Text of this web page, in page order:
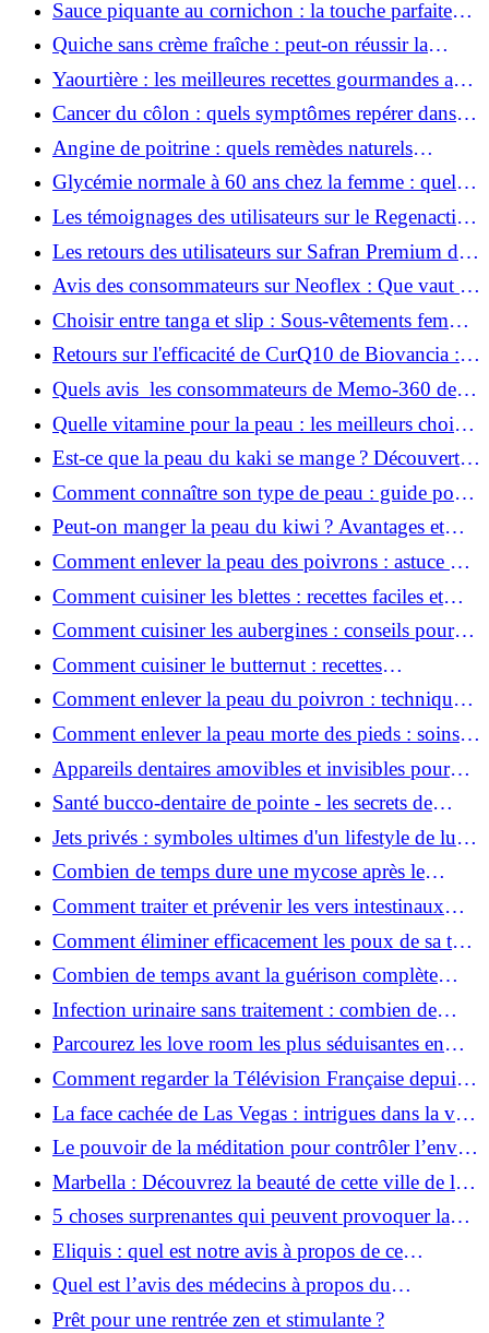
Sauce piquante au cornichon : la touche parfaite
pour accompagner la langue de bœuf
Quiche sans crème fraîche : peut-on réussir la
recette uniquement avec du lait ?
Yaourtière : les meilleures recettes gourmandes au
fromage blanc
Cancer du côlon : quels symptômes repérer dans
les selles ?
Angine de poitrine : quels remèdes naturels
peuvent soulager efficacement ?
Glycémie normale à 60 ans chez la femme : quels
sont les bons taux à surveiller ?
Les témoignages des utilisateurs sur le Regenactiv
de Nutrazenith : le tour des avis
Les retours des utilisateurs sur Safran Premium de
Nutr’Innov : une analyse approfondie des avis
Avis des consommateurs sur Neoflex : Que vaut ce
complément destiné au confort articulaire ?
Choisir entre tanga et slip : Sous-vêtements femme
pour confort et style
Retours sur l'efficacité de CurQ10 de Biovancia :
Décryptage des avis de consommateurs
Quels avis les consommateurs de Memo-360 de
Biovancia ont émis sur ce produit ?
Quelle vitamine pour la peau : les meilleurs choix
pour votre santé cutanée
Est-ce que la peau du kaki se mange ? Découverte
nutritionnelle
Comment connaître son type de peau : guide pour
un soin personnalisé
Peut-on manger la peau du kiwi ? Avantages et
conseils
Comment enlever la peau des poivrons : astuce de
cuisine
Comment cuisiner les blettes : recettes faciles et
nutritives
Comment cuisiner les aubergines : conseils pour
des plats délicieux
Comment cuisiner le butternut : recettes
savoureuses et simples
Comment enlever la peau du poivron : technique
rapide et propre
Comment enlever la peau morte des pieds : soins
pour un pied sain
Appareils dentaires amovibles et invisibles pour
enfants et adultes
Santé bucco-dentaire de pointe - les secrets de
l'implant dentaire unitaire
Jets privés : symboles ultimes d'un lifestyle de luxe
et d'exclusivité
Combien de temps dure une mycose après le
traitement et comment accélérer la guérison ?
Comment traiter et prévenir les vers intestinaux
naturellement ?
Comment éliminer efficacement les poux de sa tête
?
Combien de temps avant la guérison complète
après le traitement de la gale ?
Infection urinaire sans traitement : combien de
temps dure-t-elle ?
Parcourez les love room les plus séduisantes en
France
Comment regarder la Télévision Française depuis
l'étranger ?
La face cachée de Las Vegas : intrigues dans la ville
du péché
Le pouvoir de la méditation pour contrôler l’envie
de jouer excessivement
Marbella : Découvrez la beauté de cette ville de la
province de Malaga en Espagne
5 choses surprenantes qui peuvent provoquer la
perte de cheveux
Eliquis : quel est notre avis à propos de ce
médicament?
Quel est l’avis des médecins à propos du
médicament Effexor ?
Prêt pour une rentrée zen et stimulante ?